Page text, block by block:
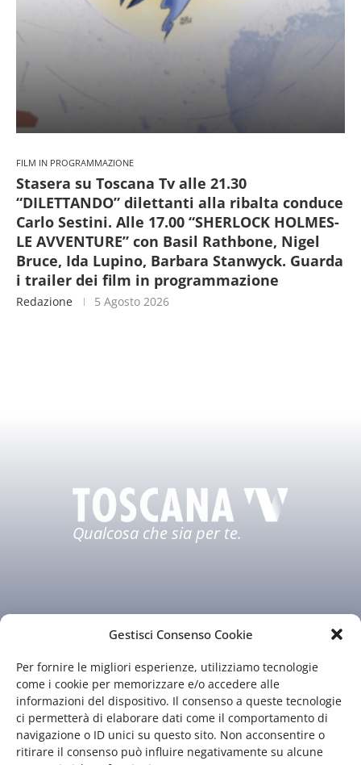
Gestisci Consenso Cookie
Per fornire le migliori esperienze, utilizziamo tecnologie
come i cookie per memorizzare e/o accedere alle
informazioni del dispositivo. Il consenso a queste tecnologie
ci permetterà di elaborare dati come il comportamento di
navigazione o ID unici su questo sito. Non acconsentire o
ritirare il consenso può influire negativamente su alcune
FILM IN PROGRAMMAZIONE
Stasera su Toscana Tv alle 21.30
“DILETTANDO” dilettanti alla ribalta conduce
Carlo Sestini. Alle 17.00 “SHERLOCK HOLMES-
LE AVVENTURE” con Basil Rathbone, Nigel
Bruce, Ida Lupino, Barbara Stanwyck. Guarda
i trailer dei film in programmazione
Redazione 5 Agosto 2026
Qualcosa che sia per te.
Chi siamo
Il nostro staff
Guida TV
Contatti